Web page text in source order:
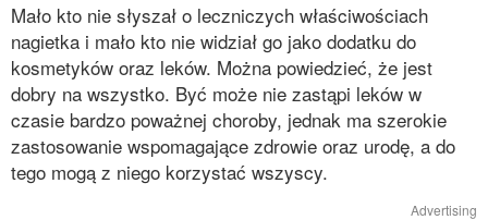
Mało kto nie słyszał o leczniczych właściwościach
nagietka i mało kto nie widział go jako dodatku do
kosmetyków oraz leków. Można powiedzieć, że jest
dobry na wszystko. Być może nie zastąpi leków w
czasie bardzo poważnej choroby, jednak ma szerokie
zastosowanie wspomagające zdrowie oraz urodę, a do
tego mogą z niego korzystać wszyscy.
Advertising